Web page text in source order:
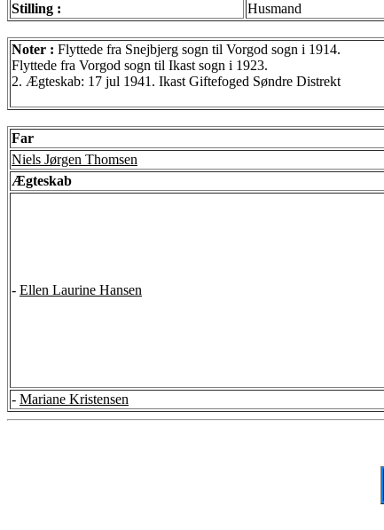
Stilling :
Husmand
Noter : Flyttede fra Snejbjerg sogn til Vorgod sogn i 1914.
Flyttede fra Vorgod sogn til Ikast sogn i 1923.
2. Ægteskab: 17 jul 1941. Ikast Giftefoged Søndre Distrekt
Far
Niels Jørgen Thomsen
Ægteskab
- Ellen Laurine Hansen
- Mariane Kristensen